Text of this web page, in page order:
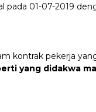
01-07-2019
kontrak pekerja
yang didakwa